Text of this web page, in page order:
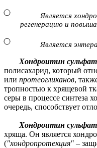
Является
регенерацию и
Является
Хондроитин сульфат
полисахарид, который
или протеогликанов,
тропностью к хрящевой
серы в процессе синтеза
очередь, способствует
Хондроитин сульфат
хряща. Он является
("хондропротекция" –